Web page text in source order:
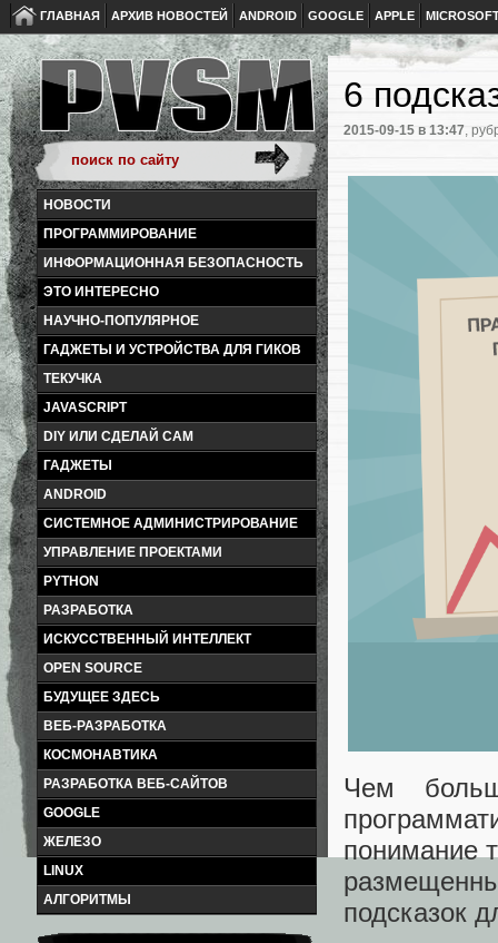
ГЛАВНАЯ АРХИВ НОВОСТЕЙ ANDROID GOOGLE APPLE
НОВОСТИ
ПРОГРАММИРОВАНИЕ
ИНФОРМАЦИОННАЯ БЕЗОПАСНОСТЬ
ЭТО ИНТЕРЕСНО
НАУЧНО-ПОПУЛЯРНОЕ
ГАДЖЕТЫ И УСТРОЙСТВА ДЛЯ ГИКОВ
ТЕКУЧКА
JAVASCRIPT
DIY ИЛИ СДЕЛАЙ САМ
ГАДЖЕТЫ
ANDROID
СИСТЕМНОЕ АДМИНИСТРИРОВАНИЕ
УПРАВЛЕНИЕ ПРОЕКТАМИ
PYTHON
РАЗРАБОТКА
ИСКУССТВЕННЫЙ ИНТЕЛЛЕКТ
OPEN SOURCE
БУДУЩЕЕ ЗДЕСЬ
ВЕБ-РАЗРАБОТКА
КОСМОНАВТИКА
РАЗРАБОТКА ВЕБ-САЙТОВ
GOOGLE
ЖЕЛЕЗО
LINUX
АЛГОРИТМЫ
6
2015-09-15 в 13:47,
Чем
понимание
подсказок